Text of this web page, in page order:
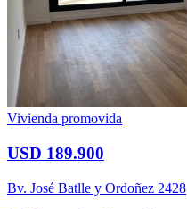
Vivienda promovida
USD 189.900
Bv. José Batlle y Ordoñez 2428